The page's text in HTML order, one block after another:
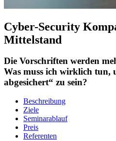
Cyber-Security
Mittelstand
Die Vorschriften werden
Was muss ich wirklich tun,
abgesichert“ zu sein?
Beschreibung
Ziele
Seminarablauf
Preis
Referenten